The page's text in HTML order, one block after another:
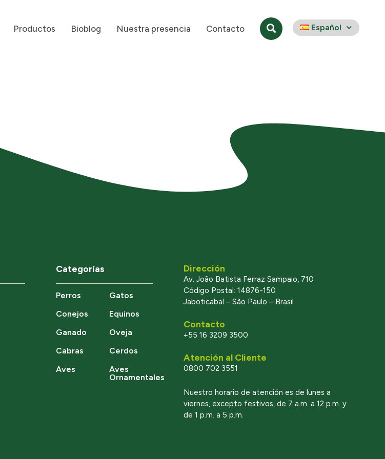
Productos Bioblog Nuestra presencia Contacto Español
Categorías
Perros
Gatos
Conejos
Equinos
Ganado
Oveja
Cabras
Cerdos
Aves
Aves
Ornamentales
Dirección
Av. João Batista Ferraz Sampaio, 710
Código Postal: 14876-150
Jaboticabal – São Paulo – Brasil
Contacto
+55 16 3209 3500
Atención al Cliente
0800 702 3551
Nuestro horario de atención es de lunes a
viernes, excepto festivos, de 7 a.m. a 12 p.m. y
de 1 p.m. a 5 p.m.